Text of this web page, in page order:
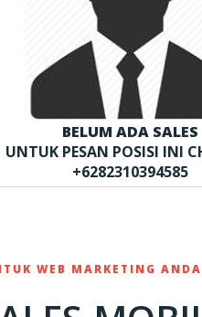
BELUM ADA SALES
UNTUK PESAN POSISI INI
+6282310394585
WEB MARKETING ANDA